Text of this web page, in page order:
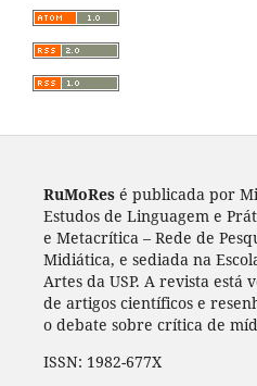
RuMoResé publicada por
Estudos de Linguagem e
e Metacrítica – Rede de
Midiática, e sediada na
Artes da USP. A revista está
de artigos científicos e
o debate sobre crítica de
ISSN: 1982-677X